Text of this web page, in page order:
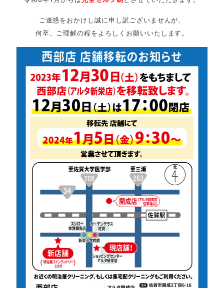
ご迷惑をおかけし誠に申し訳ございませんが、
何卒、ご理解の程をよろしくお願いいたします。